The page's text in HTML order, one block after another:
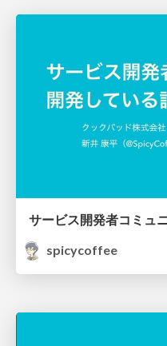
spicycoffee